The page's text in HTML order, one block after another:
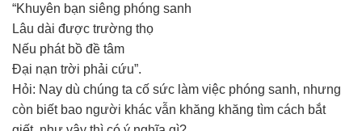
“Khuyên bạn siêng phóng sanh
Lâu dài được trường thọ
Nếu phát bồ đề tâm
Đại nạn trời phải cứu”.
Hỏi: Nay dù chúng ta cố sức làm việc phóng sanh, nhưng
còn biết bao người khác vẫn khăng khăng tìm cách bắt